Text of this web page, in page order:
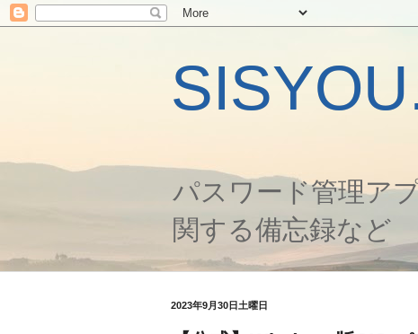
パスワード管理ア
関する備忘録など
2023年9月30日土曜日